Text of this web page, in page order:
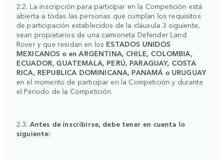
2.2. La inscripción para participar en la Competición está
abierta a todas las personas que cumplan los requisitos
de participación establecidos de la cláusula 3 siguiente,
sean propietarios de una camioneta Defender Land
Rover y que residan en los ESTADOS UNIDOS
MEXICANOS o en ARGENTINA, CHILE, COLOMBIA,
ECUADOR, GUATEMALA, PERÚ, PARAGUAY, COSTA
RICA, REPUBLICA DOMINICANA, PANAMÁ o URUGUAY
en el momento de participar en la Competición y durante
el Periodo de la Competición.
2.3. Antes de inscribirse, debe tener en cuenta lo
siguiente: